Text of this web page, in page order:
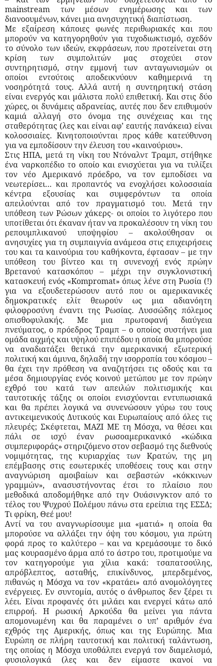
mainstream των μέσων ενημέρωσης και των
διανοουμένων, κάνει μια ανησυχητική διαπίστωση.
Με εξαίρεση κάποιες φωνές περιθωριακές και που
μπορούν να κατηγορηθούν για τυχοδιωκτισμό, σχεδόν
το σύνολο των ιδεών, εκφράσεων, που προτείνεται στη
κρίση των συμπολιτών μας στοχεύει στον
συντηρητισμό, στην εμμονή των ανταγωνισμών οι
οποίοι εντούτοις αποδεικνύουν καθημερινά τη
νοσηρότητά τους. Αλλά αυτή η συντηρητική στάση
είναι ενεργός και μάλιστα πολύ επιθετική. Και στις δύο
χώρες, οι δυνάμεις αδρανείας, αυτές που δεν επιθυμούν
καμιά αλλαγή στο όνομα της συνέχειας και της
σταθερότητας (λες και είναι αφ’ εαυτής πανάκεια) είναι
κολοσσιαίες. Κινητοποιούνται προς κάθε κατεύθυνση
για να εμποδίσουν την έλευση του «καινούριου».
Στις ΗΠΑ, μετά τη νίκη του Ντόναλντ Τραμπ, στήθηκε
ένα ναρκοπέδιο το οποίο και ενισχύεται για να τυλίξει
τον νέο Αμερικανό πρόεδρο, να τον εμποδίσει να
νεωτερίσει… και προπαντός να ενοχλήσει κολοσσιαία
κέντρα εξουσίας και συμφερόντων τα οποία
απειλούνται από τον πραγματισμό του. Μετά την
υπόθεση των Ρώσων χάκερς- οι οποίοι το λιγότερο που
υποτίθεται ότι έκαναν ήταν να προκαλέσουν τη νίκη του
ρεπουμπλικανού υποψηφίου – ακολούθησαν οι
ανησυχίες για τη συμπαιγνία ανάμεσα στις επιχειρήσεις
του και τα καινούρια του καθήκοντα, έφτασαν – με την
υπόθεση του βίντεο και τη συνενοχή ενός πρώην
Βρετανού κατασκόπου – μέχρι την συγκλονιστική
κατασκευή ενός «Kompromat» όπως λένε στη Ρωσία (!)
για να εξουδετερώσουν αυτό που οι αμερικανικές
δημοκρατικές ελίτ θεωρούν ως μια αδιανόητη
φιλοφροσύνη έναντι της Ρωσίας. Λυσσώδης πόλεμος
οπισθοφυλακής. Με μια πρωτοφανή διαύγεια
πνεύματος, ο πρόεδρος Τραμπ – ο οποίος συστήνει μια
ομάδα αιχμής και υψηλού επιπέδου η οποία θα μπορούσε
να αναδιατάξει θετικά την αμερικανική εξωτερική
πολιτική και άμυνα, δηλαδή την ισορροπία του κόσμου –
θα έχει την πρόθεση να αναζητήσει τις οδούς και τα
μέσα δημιουργίας ενός κοινού μετώπου με τον πρώην
εχθρό του κατά των απειλών πολιτισμικής και
ταυτοτικής τάξης οι οποίοι ενισχύονται εντυπωσιακά
και θα πρέπει λογικά να συνενώσουν γύρω του τους
αντικειμενικούς Δυτικούς και Ευρωπαίους από όλες τις
πλευρές; Σκέφτεται, ΜΑΖΙ ΜΕ τη Μόσχα, να θέσει και
πάλι σε ισχύ έναν ρωσοαμερικανικό «κώδικα
συμπεριφοράς» στηριζόμενο στον σεβασμό της διεθνούς
νομιμότητας, της κυριαρχίας των Κρατών, της μη
επέμβασης στις εσωτερικές υποθέσεις τους και στην
αναγνώριση αμοιβαίων και σεβαστών «κόκκινων
γραμμών», ανασυστήνοντας έτσι το πλαίσιο που
μεθοδικά αποδομήθηκε από την Ουάσινγκτον από το
τέλος του Ψυχρού Πολέμου πάνω στα ερείπια της ΕΣΣΔ;
Τι φρίκη, Θεέ μου!
Aντί να του αναγνωρίσουμε μια «ματιά» η οποία θα
μπορούσε να αλλάξει την όψη του κόσμου, για πρώτη
φορά προς το καλύτερο – και να κρεμάσουμε το δικό
μας κουρασμένο άρμα από το άστρο του, προτιμούμε να
τον κατηγορούμε για χίλια κακά: τσαπατσούλης,
απρόβλεπτος, ασταθής, επικίνδυνος, μπερδεμένος,
πιθανώς η Μόσχα να τον «κρατάει» από ανομολόγητες
ενέργειες. Εν συντομία, αυτός ο άνθρωπος δεν ξέρει τι
λέει. Είναι προφανές ότι μιλάει και ενεργεί κάτω από
επιρροή. Η ρωσική Αρκούδα θα μείνει για πάντα
απομονωμένη και θα παραμένει ο υπ’ αριθμόν ένα
εχθρός της Αμερικής, όπως και της Ευρώπης. Μια
Ευρώπη σε πλήρη ταυτοτική και πολιτική ταλάντωση,
της οποίας η Μόσχα υποθάλπει ενεργά τον διαμελισμό,
φυσιολογικά (λες και δεν είμαστε ικανοί να